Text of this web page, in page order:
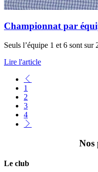
Championnat par
Seuls l’équipe 1 et 6 sont sur
Lire l'article
1
2
3
4
Nos
Le club